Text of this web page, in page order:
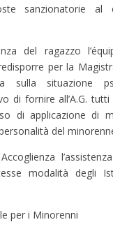
sanzionatorie al
del ragazzo
per la
sulla situazione
di fornire all’A.G.
di applicazione di
del
modalità degli
per i Minorenni